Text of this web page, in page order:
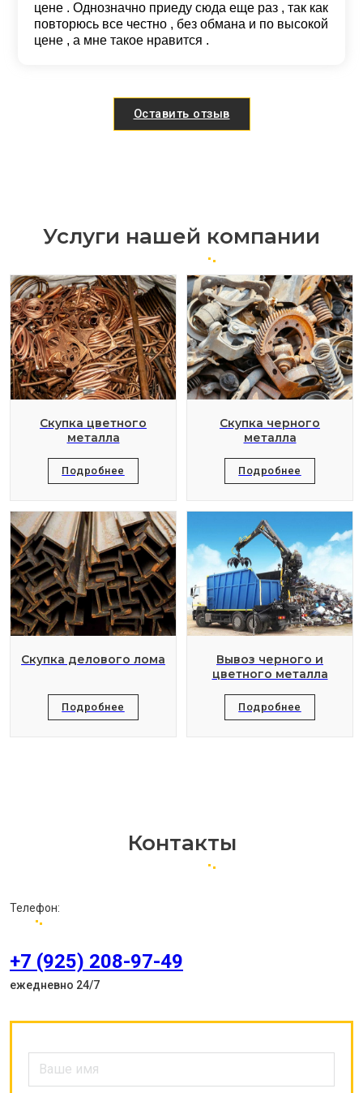
цене . Однозначно приеду сюда еще раз , так как
повторюсь все честно , без обмана и по высокой
цене , а мне такое нравится .
Оставить отзыв
Услуги нашей компании
Скупка цветного
металла
Подробнее
Скупка черного
металла
Подробнее
Скупка делового лома
Подробнее
Вывоз черного и
цветного металла
Подробнее
Контакты
Телефон:
+7 (925) 208-97-49
ежедневно 24/7